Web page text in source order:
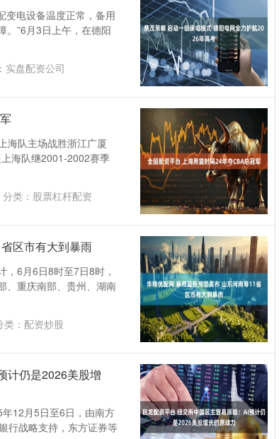
变电设备温度正常，备用
。”6月3日上午，在德阳
实盘配资公司
海队主场战胜浙江广厦
海队继2001-2002赛季
分类： 股票杠杆配资
区市有大到暴雨
6月6日8时至7日8时，
、重庆南部、贵州、湖南
类： 配资炒股
计仍是2026美股增
12月5日至6日，由南方
行战略支持，东方证券等